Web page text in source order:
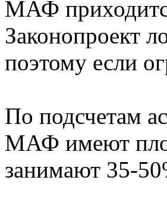
МАФ
Законопроект
поэтому если
По подсчетам
МАФ имеют
занимают 35-